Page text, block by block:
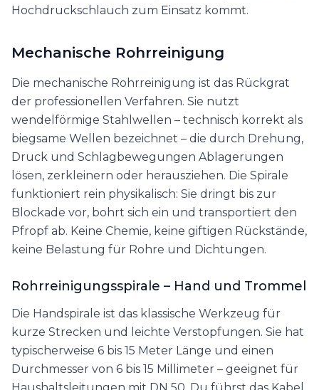
Hochdruckschlauch zum Einsatz kommt.
Mechanische Rohrreinigung
Die mechanische Rohrreinigung ist das Rückgrat
der professionellen Verfahren. Sie nutzt
wendelförmige Stahlwellen – technisch korrekt als
biegsame Wellen bezeichnet – die durch Drehung,
Druck und Schlagbewegungen Ablagerungen
lösen, zerkleinern oder herausziehen. Die Spirale
funktioniert rein physikalisch: Sie dringt bis zur
Blockade vor, bohrt sich ein und transportiert den
Pfropf ab. Keine Chemie, keine giftigen Rückstände,
keine Belastung für Rohre und Dichtungen.
Rohrreinigungsspirale – Hand und Trommel
Die Handspirale ist das klassische Werkzeug für
kurze Strecken und leichte Verstopfungen. Sie hat
typischerweise 6 bis 15 Meter Länge und einen
Durchmesser von 6 bis 15 Millimeter – geeignet für